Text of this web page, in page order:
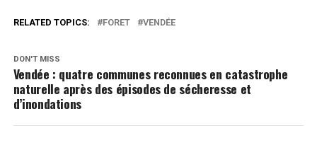
RELATED TOPICS: FORET VENDÉE
DON'T MISS
Vendée : quatre communes reconnues en catastrophe
naturelle après des épisodes de sécheresse et
d’inondations